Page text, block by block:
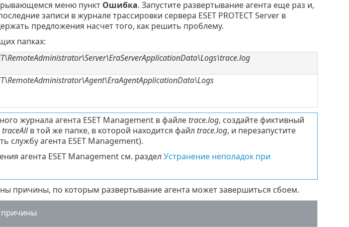
меню пункт Ошибка. Запустите развертывание агента еще раз и,
записи в журнале трассировки сервера ESET PROTECT Server в
предложения насчет того, как решить проблему.
папках:
журнала агента ESET Management в файле trace.log, создайте фиктивный
traceAllв той же папке, в которой находится файл trace.log, и перезапустите
службу агента ESET Management).
агента ESET Management см. раздел Устранение неполадок при
причины, по которым развертывание агента может завершиться сбоем.